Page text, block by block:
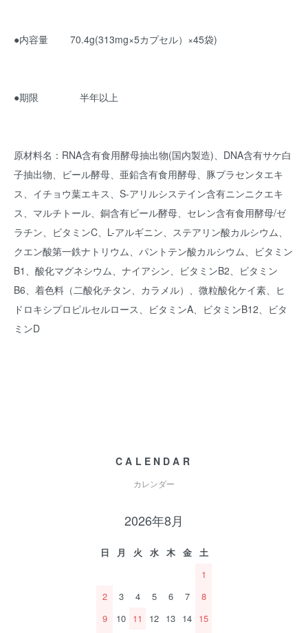
●内容量 70.4g(313mg×5カプセル）×45袋)
●期限 半年以上
原材料名：RNA含有食用酵母抽出物(国内製造)、DNA含有サケ白
子抽出物、ビール酵母、亜鉛含有食用酵母、豚プラセンタエキ
ス、イチョウ葉エキス、S-アリルシステイン含有ニンニクエキ
ス、マルチトール、銅含有ビール酵母、セレン含有食用酵母/ゼ
ラチン、ビタミンC、L-アルギニン、ステアリン酸カルシウム、
クエン酸第一鉄ナトリウム、パントテン酸カルシウム、ビタミン
B1、酸化マグネシウム、ナイアシン、ビタミンB2、ビタミン
B6、着色料（二酸化チタン、カラメル）、微粒酸化ケイ素、ヒ
ドロキシプロピルセルロース、ビタミンA、ビタミンB12、ビタ
ミンD
CALENDAR
カレンダー
2026年8月
日 月 火 水 木 金
土
1
2
3 4 5 6 7
8
9
10 11 12 13 14 15